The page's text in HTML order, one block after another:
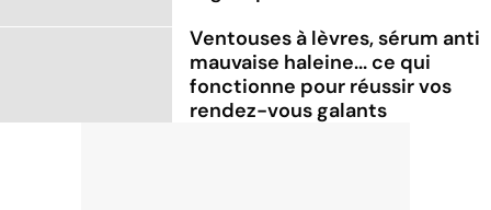
Ventouses à lèvres, sérum anti
mauvaise haleine... ce qui
fonctionne pour réussir vos
rendez-vous galants